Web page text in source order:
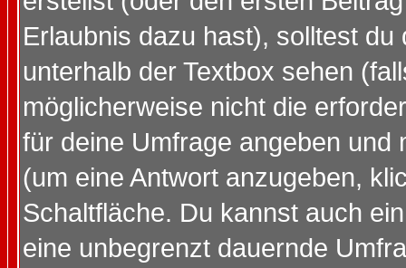
Erlaubnis dazu hast), solltest
unterhalb der Textbox sehen
möglicherweise nicht die
für deine Umfrage angeben und
(um eine Antwort anzugeben,
Schaltfläche. Du kannst auch
eine unbegrenzt dauernde